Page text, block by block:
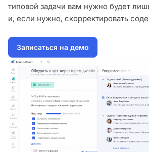
типовой задачи вам нужно будет
и, если нужно, скорректировать
Записаться на демо